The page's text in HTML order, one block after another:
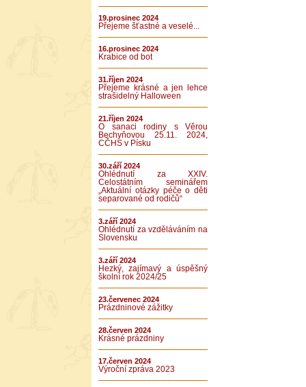
19.prosinec 2024
Přejeme šťastné a veselé...
16.prosinec 2024
Krabice od bot
31.říjen 2024
Přejeme krásné a jen lehce
strašidelný Halloween
21.říjen 2024
O sanaci rodiny s Věrou
Bechyňovou 25.11. 2024,
CČHS v Písku
30.září 2024
Ohlédnutí za XXIV.
Celostátním seminářem
„Aktuální otázky péče o děti
separované od rodičů“
3.září 2024
Ohlédnutí za vzděláváním na
Slovensku
3.září 2024
Hezký, zajímavý a úspěšný
školní rok 2024/25
23.červenec 2024
Prázdninové zážitky
28.červen 2024
Krásné prázdniny
17.červen 2024
Výroční zpráva 2023